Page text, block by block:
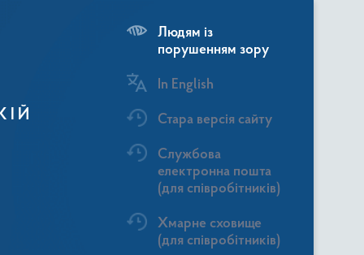
Людям із
порушенням зору
In English
Стара версія сайту
Службова
електронна пошта
(для співробітників)
Хмарне сховище
(для співробітників)